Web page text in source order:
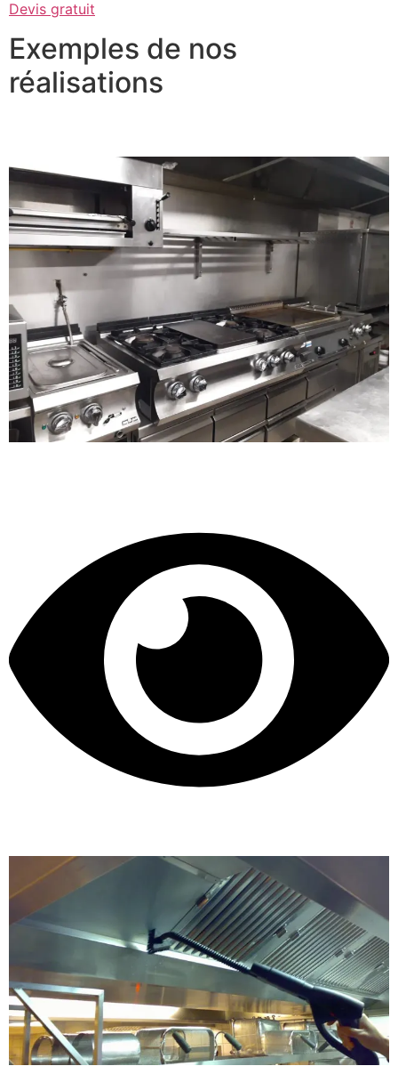
Devis gratuit
Exemples de nos
réalisations